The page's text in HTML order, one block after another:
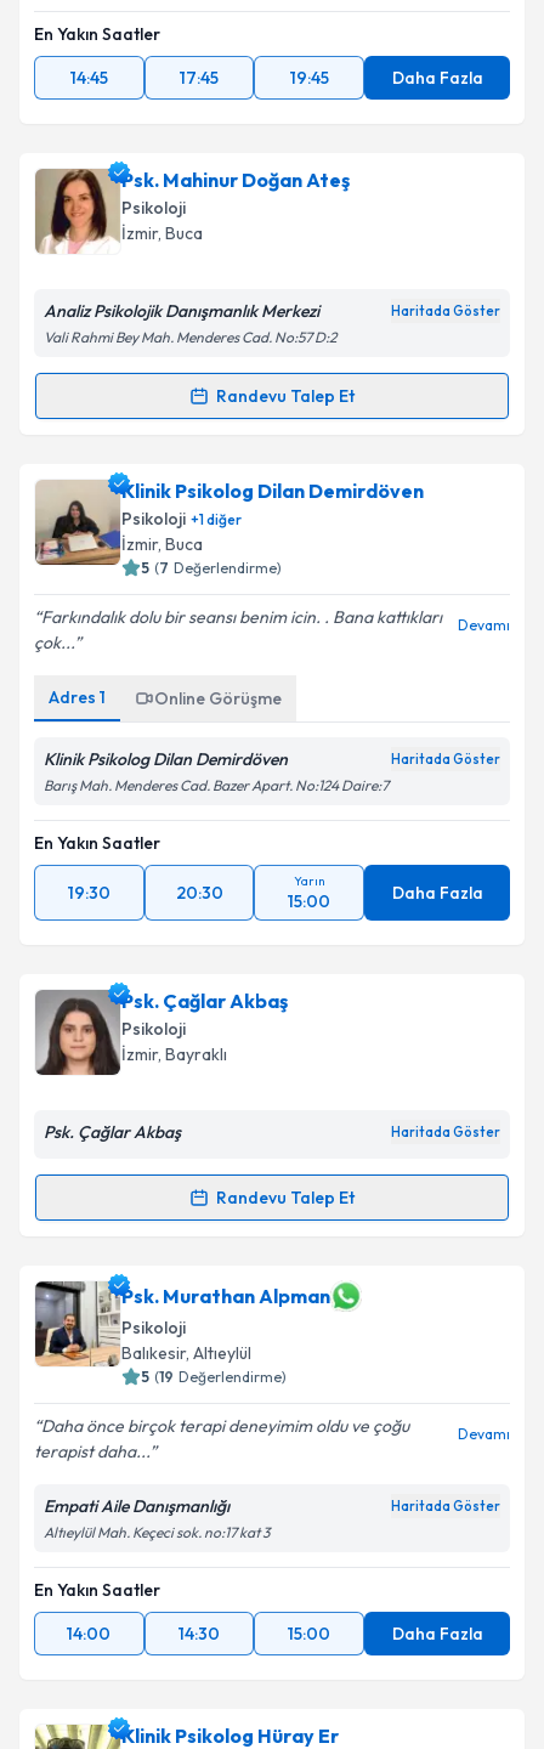
En Yakın Saatler
14:45
17:45 19:45 Daha Fazla
Psk. Mahinur Doğan Ateş
Psikoloji
İzmir, Buca
Analiz Psikolojik Danışmanlık Merkezi Haritada Göster
Vali Rahmi Bey Mah. Menderes Cad. No:57 D:2
Randevu Talep Et
Randevu Takvimi Talebi
Psk. Mahinur Doğan Ateşiçin randevu takvimi talebi
oluşturun. Size bu uzmandan randevu almanız için bir
takvim hazırlandığında e-posta ile bilgilendireceğiz.
Kişisel verilerimin işlenmesine ilişkin
Metni'ni okudum ve kişisel verilerimin belirtilen
kapsamda işlenmesini kabul ediyorum.
Klinik Psikolog Dilan Demirdöven
Psikoloji +1diğer
İzmir, Buca
5 (7 Değerlendirme)
Farkındalık dolu bir seansı benim icin. . Bana kattıkları
çok...
Devamı
Adres 1 Online Görüşme
Klinik Psikolog Dilan Demirdöven Haritada Göster
Barış Mah. Menderes Cad. Bazer Apart. No:124 Daire:7
En Yakın Saatler
19:30 20:30
Yarın
15:00 Daha Fazla
Psk. Çağlar Akbaş
Psikoloji
İzmir, Bayraklı
Psk. Çağlar Akbaş Haritada Göster
Randevu Talep Et
Randevu Takvimi Talebi
Psk. Çağlar Akbaşiçin randevu takvimi talebi
oluşturun. Size bu uzmandan randevu almanız için bir
takvim hazırlandığında e-posta ile bilgilendireceğiz.
E-posta Adresiniz
Kişisel verilerimin işlenmesine ilişkin
Aydınlatma
Metni'ni okudum ve kişisel verilerimin belirtilen
Takvim Talebini Gönder
Psk. Murathan Alpman
Psikoloji
Balıkesir, Altıeylül
5 (19 Değerlendirme)
Daha önce birçok terapi deneyimim oldu ve çoğu
terapist daha...
Devamı
Empati Aile Danışmanlığı Haritada Göster
Altıeylül Mah. Keçeci sok. no:17 kat 3
En Yakın Saatler
14:00
14:30 15:00 Daha Fazla
Klinik Psikolog Hüray Er